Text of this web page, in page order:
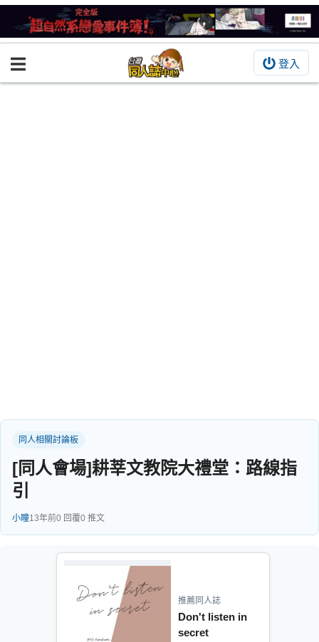
登入
BOOKY書集倉庫
交流中心
攤位轉讓區
會員功能選單
會員中心
同人相關討論板
[同人會場]耕莘文教院大禮堂：路線指
引
小瞳13年前0 回覆0 推文
推薦同人誌
Don't listen in
secret